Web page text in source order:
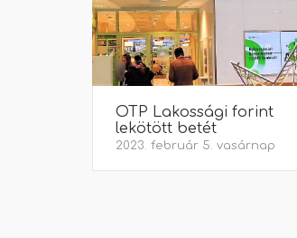
OTP Lakossági forint
lekötött betét
2023. február 5. vasárnap